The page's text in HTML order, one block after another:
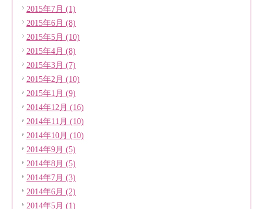
2015年7月 (1)
2015年6月 (8)
2015年5月 (10)
2015年4月 (8)
2015年3月 (7)
2015年2月 (10)
2015年1月 (9)
2014年12月 (16)
2014年11月 (10)
2014年10月 (10)
2014年9月 (5)
2014年8月 (5)
2014年7月 (3)
2014年6月 (2)
2014年5月 (1)